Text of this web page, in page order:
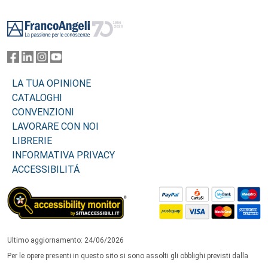
LA TUA OPINIONE
CATALOGHI
CONVENZIONI
LAVORARE CON NOI
LIBRERIE
INFORMATIVA PRIVACY
ACCESSIBILITÁ
Ultimo aggiornamento: 24/06/2026
Per le opere presenti in questo sito si sono assolti gli obblighi previsti dalla